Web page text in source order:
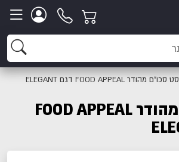
סט סכו"ם מהודר FOOD APPEAL דגם ELEGANT
סט סכו"ם מהודר FOOD APPEAL